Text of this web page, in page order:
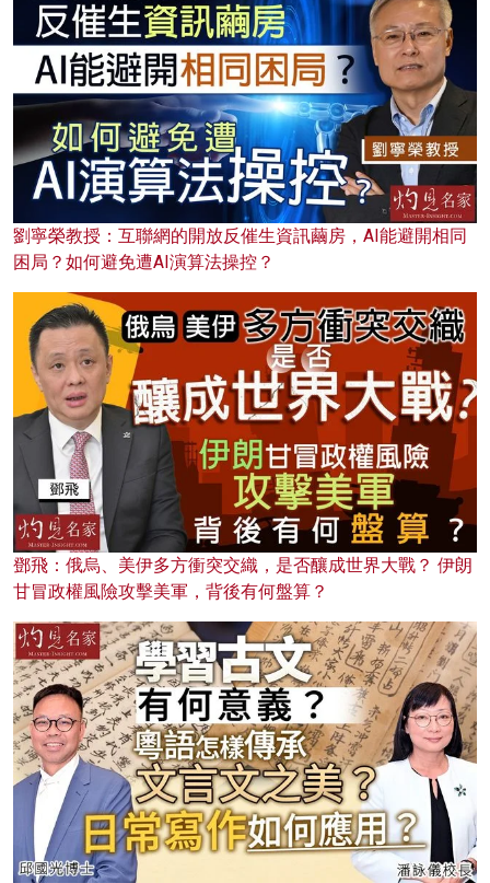
劉寧榮教授：互聯網的開放反催生資訊繭房，AI能避開相同
困局？如何避免遭AI演算法操控？
鄧飛：俄烏、美伊多方衝突交織，是否釀成世界大戰？ 伊朗
甘冒政權風險攻擊美軍，背後有何盤算？